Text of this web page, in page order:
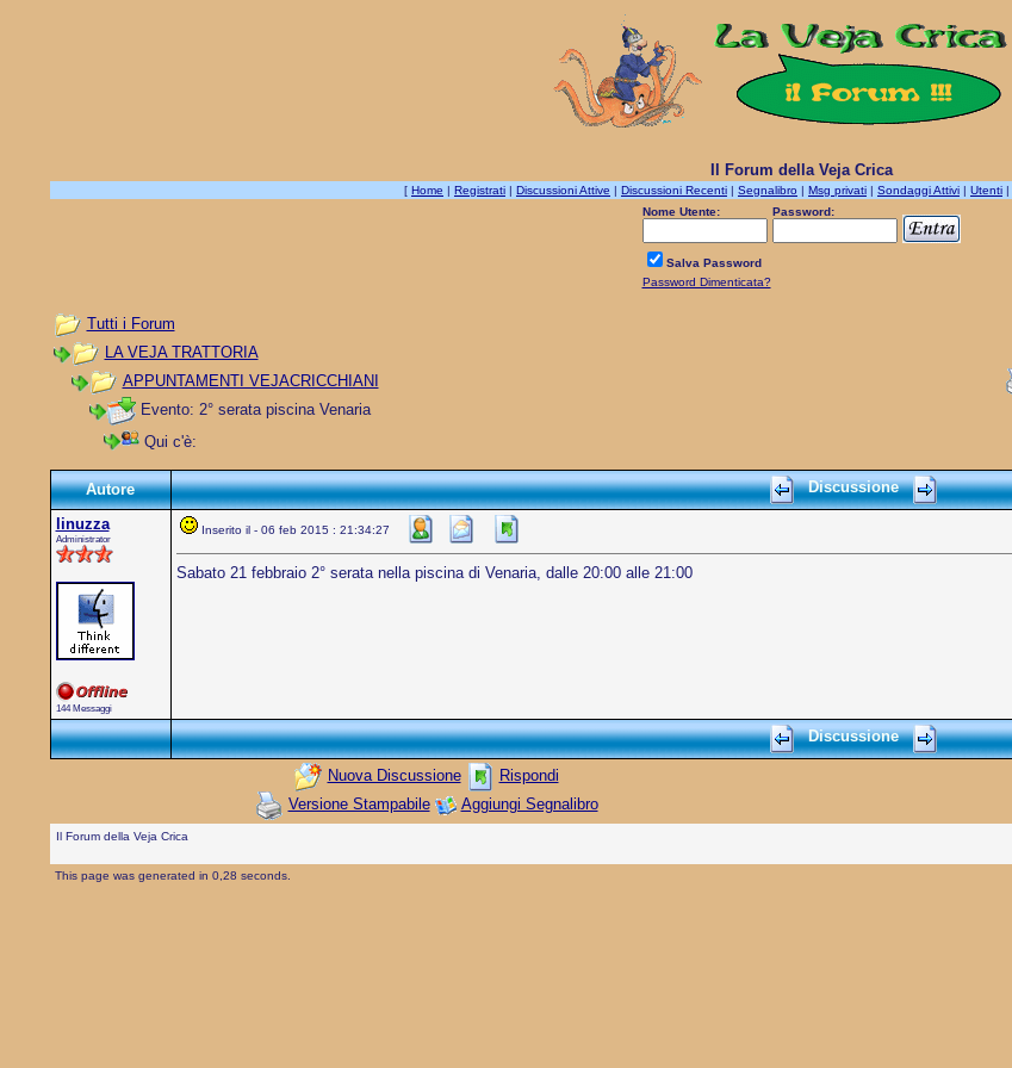
Il Forum della Veja Crica
[ Home | Registrati | Discussioni Attive | Discussioni Recenti | Segnalibro | Msg privati | Sondaggi Attivi | Utenti |
Nome Utente:
Password:
Salva Password
Password Dimenticata?
Tutti i Forum
LA VEJA TRATTORIA
APPUNTAMENTI VEJACRICCHIANI
Evento: 2° serata piscina Venaria
Qui c'è:
Autore Discussione
linuzza
Administrator
144 Messaggi
Inserito il - 06 feb 2015 : 21:34:27
Sabato 21 febbraio 2° serata nella piscina di Venaria, dalle 20:00 alle 21:00
Discussione
Nuova Discussione
Rispondi
Versione Stampabile
Aggiungi Segnalibro
Il Forum della Veja Crica
This page was generated in 0,28 seconds.